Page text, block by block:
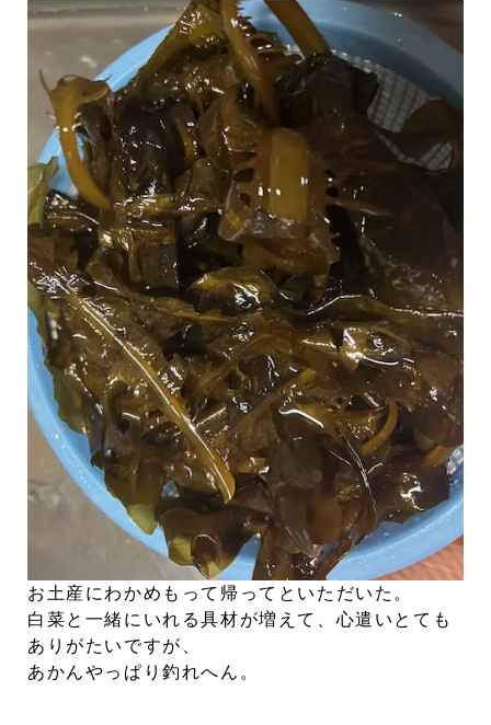
お土産にわかめもって帰ってといただいた。
白菜と一緒にいれる具材が増えて、心遣いとても
ありがたいですが、
あかんやっぱり釣れへん。